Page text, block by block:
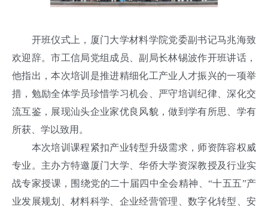
开班仪式上，厦门大学材料学院党委副书记马兆海致
欢迎辞。市工信局党组成员、副局长林锡波作开班讲话，
他指出，本次培训是推进精细化工产业人才振兴的一项举
措，勉励全体学员珍惜学习机会、严守培训纪律、深化交
流互鉴，展现汕头企业家优良风貌，做到学有所思、学有
所获、学以致用。
本次培训课程紧扣产业转型升级需求，师资阵容权威
专业。主办方特邀厦门大学、华侨大学资深教授及行业实
战专家授课，围绕党的二十届四中全会精神、“十五五”产
业发展规划、材料科学、企业经营管理、数字化转型、安